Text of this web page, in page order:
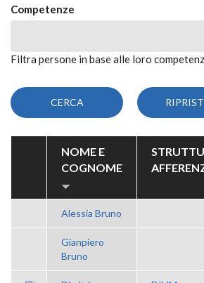
Competenze
Filtra persone in base alle loro
NOME E
COGNOME
Alessia Bruno
Gianpiero
Bruno